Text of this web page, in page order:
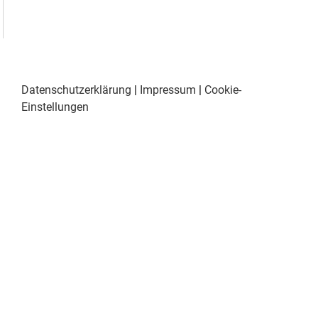
Datenschutzerklärung Impressum
Cookie-
Einstellungen